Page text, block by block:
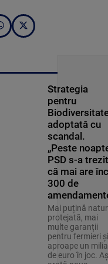
Strategia
pentru
adoptată cu
scandal.
„Peste
PSD s-a trezit
că mai are
300 de
Mai puțină
protejată, mai
multe garanții
pentru fermieri și
aproape un
de euro în joc.